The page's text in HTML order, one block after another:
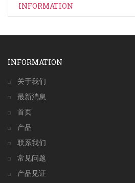
INFORMATION
INFORMATION
关于我们
最新消息
首页
产品
联系我们
常见问题
产品见证